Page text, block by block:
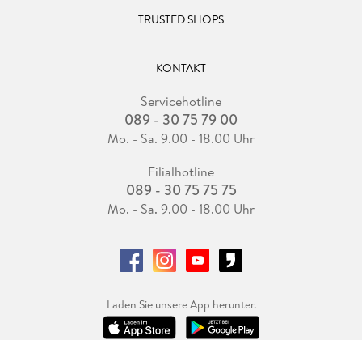
TRUSTED SHOPS
KONTAKT
Servicehotline
089 - 30 75 79 00
Mo. - Sa. 9.00 - 18.00 Uhr
Filialhotline
089 - 30 75 75 75
Mo. - Sa. 9.00 - 18.00 Uhr
Laden Sie unsere App herunter.